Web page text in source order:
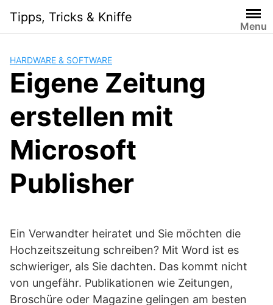
content
Tipps, Tricks & Kniffe
Menu
HARDWARE & SOFTWARE
Eigene Zeitung
erstellen mit
Microsoft
Publisher
Ein Verwandter heiratet und Sie möchten die
Hochzeitszeitung schreiben? Mit Word ist es
schwieriger, als Sie dachten. Das kommt nicht
von ungefähr. Publikationen wie Zeitungen,
Broschüre oder Magazine gelingen am besten